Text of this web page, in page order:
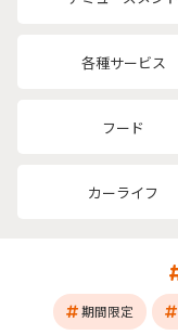
各種サービス
フード
カーライフ
期間限定